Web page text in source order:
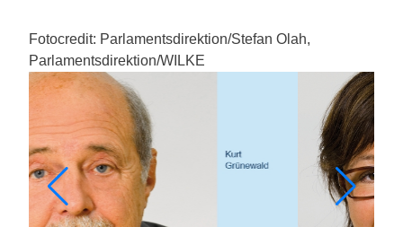
Fotocredit: Parlamentsdirektion/Stefan Olah,
Parlamentsdirektion/WILKE